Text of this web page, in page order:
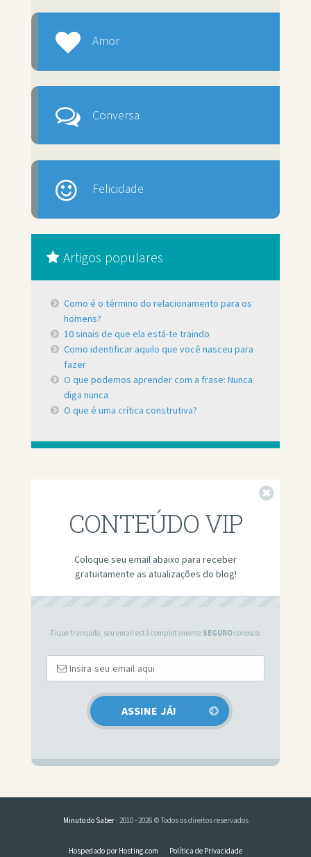
Amor
Conversa
Felicidade
Artigos populares
Como é o término do relacionamento para os
homens?
10 sinais de que ela está-te traindo
Como identificar aquilo que você nasceu para
fazer
O que podemos aprender com a frase: Nunca
diga nunca
O que é uma crítica construtiva?
CONTEÚDO VIP
Coloque seu email abaixo para receber
gratuitamente as atualizações do blog!
Fique tranquilo, seu email está completamente SEGUROconosco.
Minuto do Saber· 2010 - 2026 © Todos os direitos reservados
Hospedado por Hosting.com Política de Privacidade